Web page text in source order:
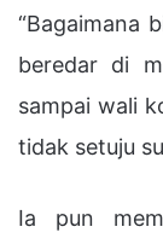
“Bagaimana
beredar di
sampai wali
tidak setuju
Ia pun